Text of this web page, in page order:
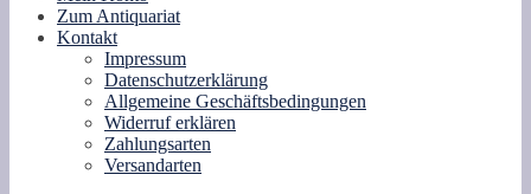
Zum Antiquariat
Kontakt
Impressum
Datenschutzerklärung
Allgemeine Geschäftsbedingungen
Widerruf erklären
Zahlungsarten
Versandarten